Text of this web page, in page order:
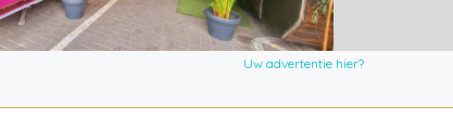
Uw advertentie hier?